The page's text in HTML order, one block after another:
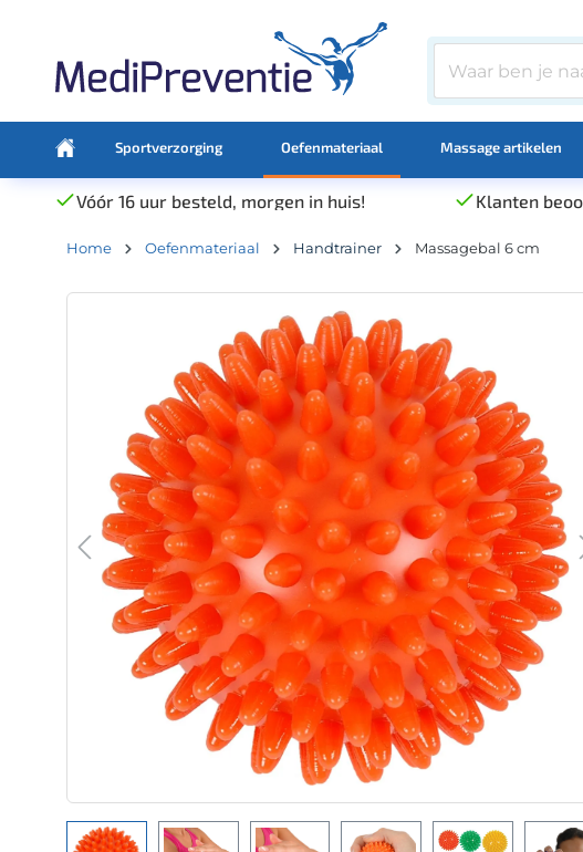
Sportverzorging Oefenmateriaal Massage artikelen
Vóór 16 uur besteld, morgen in huis! Klanten
Home Oefenmateriaal Handtrainer Massagebal 6 cm